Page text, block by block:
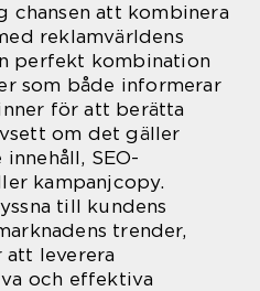
chansen att kombinera
reklamvärldens
perfekt kombination
som både informerar
för att berätta
om det gäller
SEO-
kampanjcopy.
till kundens
trender,
leverera
och effektiva